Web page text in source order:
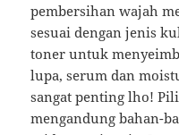
pembersihan wajah
sesuai dengan jenis
toner untuk
lupa, serum dan
sangat penting lho!
mengandung bahan-